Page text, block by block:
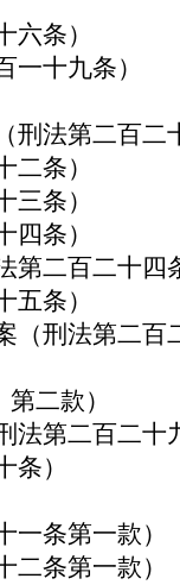
六条）
一十九条）
刑法第二百二
二条）
三条）
四条）
第二百二十四
五条）
（刑法第二百
二款）
法第二百二十
条）
一条第一款）
二条第一款）